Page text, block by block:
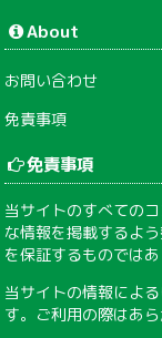
About
お問い合わせ
免責事項
免責事項
当サイトのすべての
な情報を掲載するよ
を保証するものではあ
当サイトの情報によ
す。ご利用の際はあ